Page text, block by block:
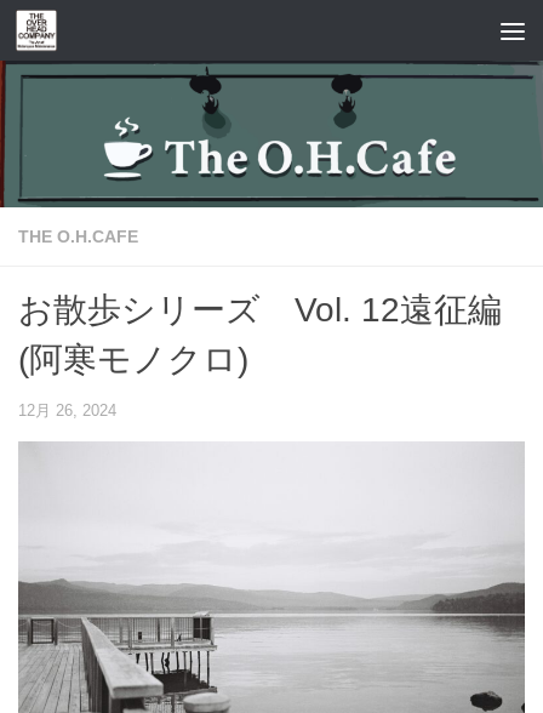
コンテンツへスキップ
THE O.H.CAFE
お散歩シリーズ Vol. 12遠征編
(阿寒モノクロ)
12月 26, 2024